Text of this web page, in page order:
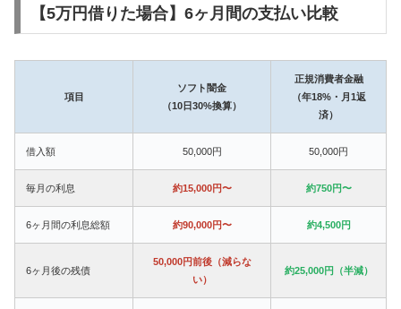
【5万円借りた場合】6ヶ月間の支払い比較
項目
ソフト闇金
（10日30%換算）
正規消費者金融
（年18%・月1返
済）
借入額 50,000円 50,000円
毎月の利息 約15,000円〜 約750円〜
6ヶ月間の利息総額 約90,000円〜 約4,500円
6ヶ月後の残債
50,000円前後（減らな
い）
約25,000円（半減）